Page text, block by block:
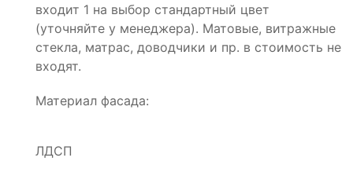
входит 1 на выбор стандартный цвет
(уточняйте у менеджера). Матовые, витражные
стекла, матрас, доводчики и пр. в стоимость не
входят.
Материал фасада:
ЛДСП